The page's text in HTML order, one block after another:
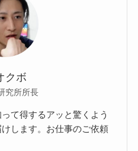
クボ
究所所長
て得するアッと驚くよう
します。お仕事のご依頼